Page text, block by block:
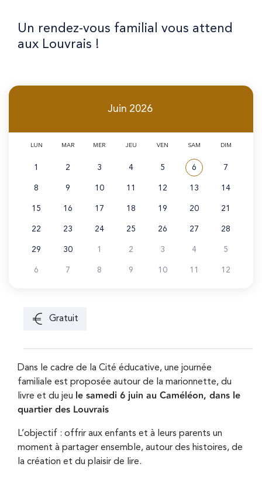
Un rendez-vous familial vous attend
aux Louvrais !
Juin 2026
LUN MAR MER JEU VEN SAM DIM
1 2 3 4 5 Voir tous les
6Juin 20267
8 9 10 11 12 13 14
15 16 17 18 19 20 21
22 23 24 25 26 27 28
29 30 1 2 3 4 5
6 7 8 9 10 11 12
Gratuit
Dans le cadre de la Cité éducative, une journée
familiale est proposée autour de la marionnette, du
livre et du jeu le samedi 6 juin au Caméléon, dans le
quartier des Louvrais
L’objectif : offrir aux enfants et à leurs parents un
moment à partager ensemble, autour des histoires, de
la création et du plaisir de lire.